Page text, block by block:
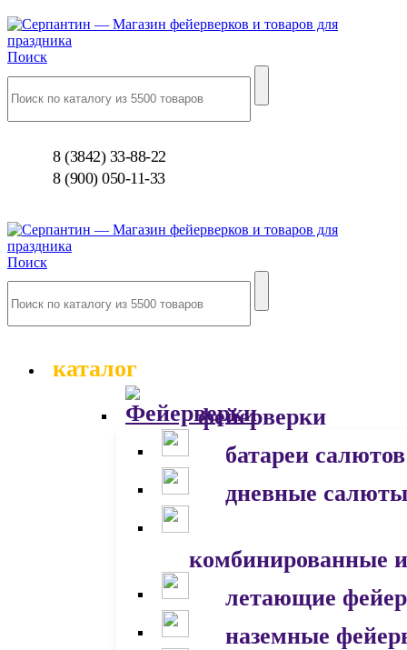
Поиск
8 (3842) 33-88-22
8 (900) 050-11-33
Поиск
каталог
фейерверки
батареи салютов
дневные салюты
комбинированные
летающие
наземные